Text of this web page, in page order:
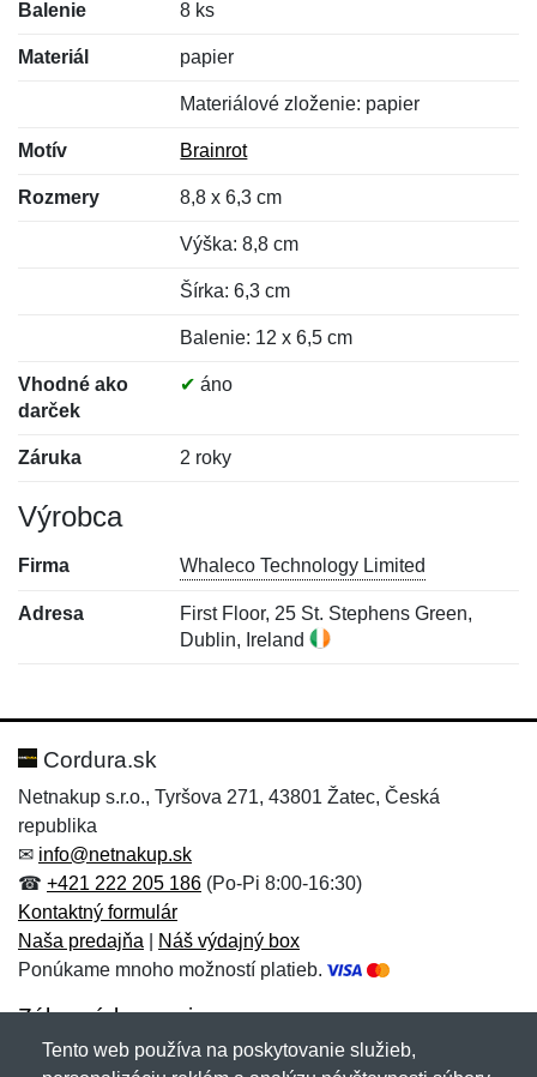
Balenie 8 ks
Materiál papier
Materiálové zloženie: papier
Motív Brainrot
Rozmery 8,8 x 6,3 cm
Výška: 8,8 cm
Šírka: 6,3 cm
Balenie: 12 x 6,5 cm
Vhodné ako
darček
✔ áno
Záruka 2 roky
Výrobca
Firma Whaleco Technology Limited
Adresa
First Floor, 25 St. Stephens Green,
Dublin, Ireland
Hodnotenie:
Meno:*
E-mail:
Meno:
E-mail:*
Správa*
Cordura.sk
Netnakup s.r.o., Tyršova 271, 43801 Žatec, Česká
republika
✉ info@netnakup.sk
☎ +421 222 205 186 (Po-Pi 8:00-16:30)
Kontaktný formulár
Naša predajňa
Náš výdajný box
Ponúkame mnoho možností platieb.
Zákaznícky servis
Novinky emailom
Tento web používa na poskytovanie služieb,